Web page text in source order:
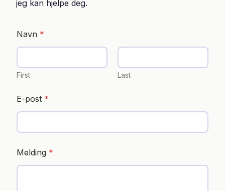
jeg kan hjelpe deg.
Navn *
First Last
E-post *
*
E
Melding *